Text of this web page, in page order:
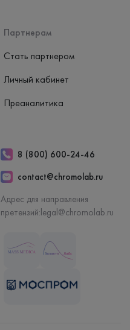
Партнерам
Стать партнером
Личный кабинет
Преаналитика
8 (800) 600-24-46
contact@chromolab.ru
Адрес для направления
претензий:legal@chromolab.ru